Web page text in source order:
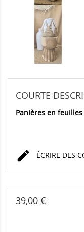
COURTE
Panières en
 ÉCRIRE DES
39,00 €